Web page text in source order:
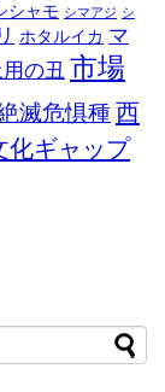
シャモ シマアジ シ
ホタルイカ マ
の丑 市場
滅危惧種西
化ギャップ